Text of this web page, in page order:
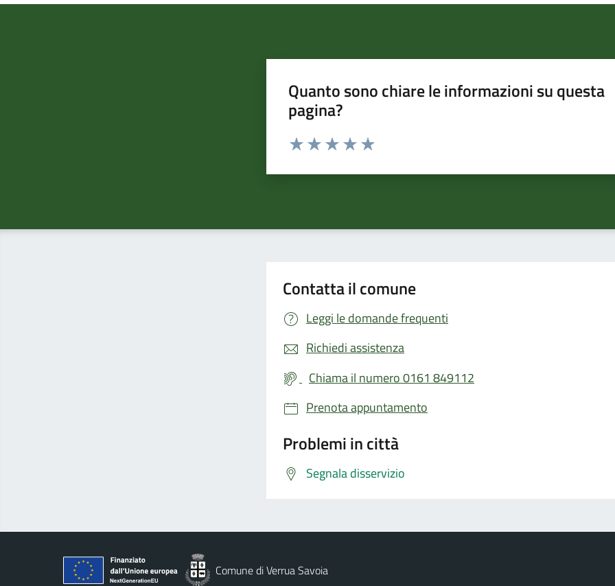
Quanto sono chiare le informazioni su questa
pagina?
Valuta da 1 a 5 stelle la pagina
Contatta il comune
Leggi le domande frequenti
Richiedi assistenza
Chiama il numero 0161 849112
Prenota appuntamento
Problemi in città
Segnala disservizio
Comune di Verrua Savoia